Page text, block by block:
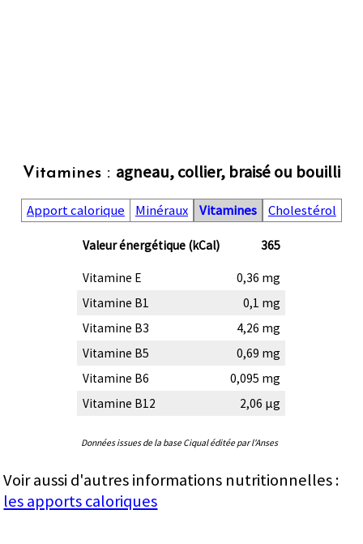
Vitamines : agneau, collier, braisé ou bouilli
Apport calorique Minéraux Vitamines Cholestérol
Valeur énergétique (kCal) 365
Vitamine E
0,36 mg
Vitamine B1
0,1 mg
Vitamine B3
4,26 mg
Vitamine B5
0,69 mg
Vitamine B6
0,095 mg
Vitamine B12
2,06 µg
Données issues de la base Ciqual éditée par l'Anses
Voir aussi d'autres informations nutritionnelles :
les apports caloriques